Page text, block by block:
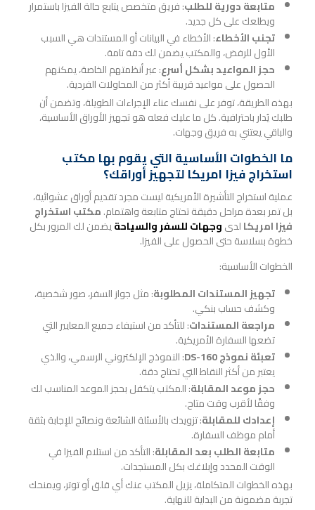
متابعة دورية للطلب: فريق متخصص يتابع حالة الفيزا باستمرار
ويطلعك على كل جديد.
تجنب الأخطاء: الأخطاء في البيانات أو المستندات هي السبب
الأول للرفض، والمكتب يضمن لك دقة تامة.
حجز المواعيد بشكل أسرع: عبر أنظمتهم الخاصة، يمكنهم
الحصول على مواعيد قريبة أكثر من المحاولات الفردية.
بهذه الطريقة، توفر على نفسك عناء الإجراءات الطويلة، وتضمن أن
طلبك يُدار باحترافية. كل ما عليك فعله هو تجهيز الأوراق الأساسية،
والباقي يعتني به فريق وجهات.
ما الخطوات الأساسية التي يقوم بها مكتب
استخراج فيزا امريكا لتجهيز أوراقك؟
عملية استخراج التأشيرة الأمريكية ليست مجرد تقديم أوراق عشوائية،
بل تمر بعدة مراحل دقيقة تحتاج متابعة واهتمام.مكتب استخراج
فيزا امريكالدىوجهات للسفر والسياحةيضمن لك المرور بكل
خطوة بسلاسة حتى الحصول على الفيزا.
الخطوات الأساسية:
تجهيز المستندات المطلوبة: مثل جواز السفر، صور شخصية،
وكشف حساب بنكي.
مراجعة المستندات: للتأكد من استيفاء جميع المعايير التي
تضعها السفارة الأمريكية.
تعبئة نموذج DS-160
: النموذج الإلكتروني الرسمي، والذي
يعتبر من أكثر النقاط التي تحتاج دقة.
حجز موعد المقابلة: المكتب يتكفل بحجز الموعد المناسب لك
وفقًا لأقرب وقت متاح.
إعدادك للمقابلة: تزويدك بالأسئلة الشائعة ونصائح للإجابة بثقة
أمام موظف السفارة.
متابعة الطلب بعد المقابلة: التأكد من استلام الفيزا في
الوقت المحدد وإبلاغك بكل المستجدات.
بهذه الخطوات المتكاملة، يزيل المكتب عنك أي قلق أو توتر، ويمنحك
تجربة مضمونة من البداية للنهاية.